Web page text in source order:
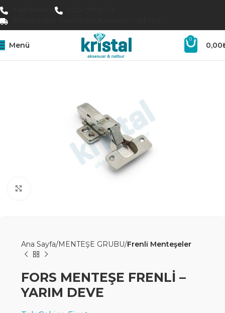
Menü
0
0,00
Ana Sayfa MENTEŞE GRUBU Frenli Menteşeler
FORS MENTEŞE FRENLİ –
YARIM DEVE